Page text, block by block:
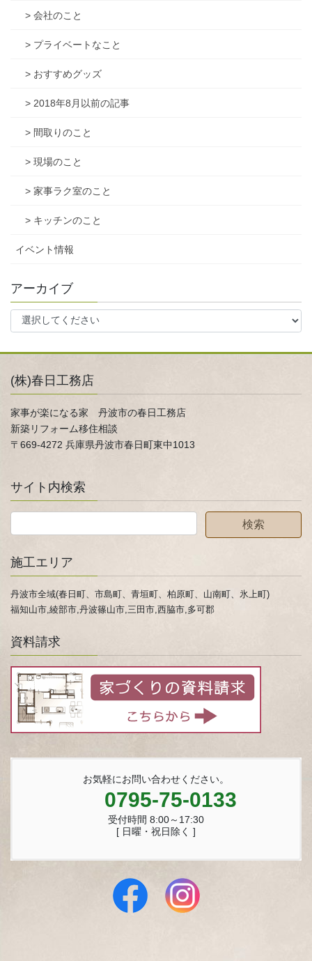
> 会社のこと
> プライベートなこと
> おすすめグッズ
> 2018年8月以前の記事
> 間取りのこと
> 現場のこと
> 家事ラク室のこと
> キッチンのこと
イベント情報
アーカイブ
(株)春日工務店
家事が楽になる家 丹波市の春日工務店
新築リフォーム移住相談
〒669-4272 兵庫県丹波市春日町東中1013
サイト内検索
施工エリア
丹波市全域(春日町、市島町、青垣町、柏原町、山南町、氷上町)
福知山市,綾部市,丹波篠山市,三田市,西脇市,多可郡
資料請求
お気軽にお問い合わせください。
0795-75-0133
受付時間 8:00～17:30
[ 日曜・祝日除く ]